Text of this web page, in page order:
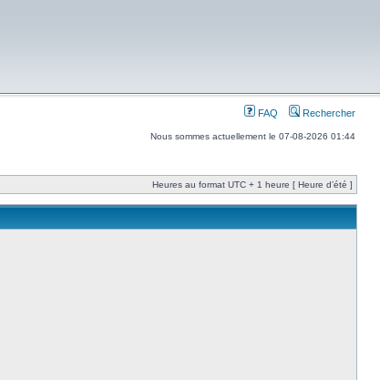
FAQ Rechercher
Nous sommes actuellement le 07-08-2026 01:44
Heures au format UTC + 1 heure [ Heure d’été ]